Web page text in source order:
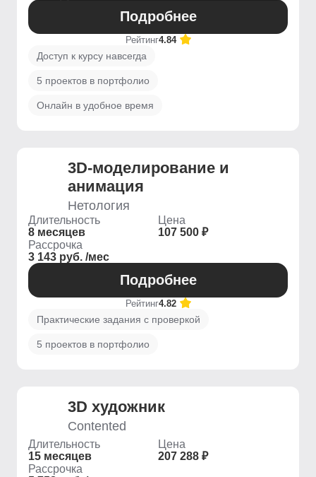
Подробнее
Рейтинг4.84
Доступ к курсу навсегда
5 проектов в портфолио
Онлайн в удобное время
3D-моделирование и
анимация
Нетология
Длительность
8 месяцев
Цена
107 500 ₽
Рассрочка
3 143 руб. /мес
Подробнее
Рейтинг4.82
Практические задания с проверкой
5 проектов в портфолио
3D художник
Contented
Длительность
15 месяцев
Цена
207 288 ₽
Рассрочка